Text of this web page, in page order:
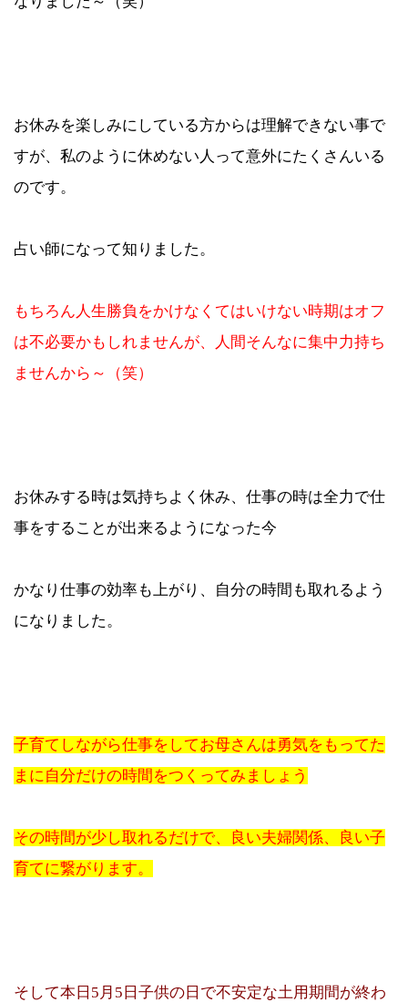
お休みを楽しみにしている方からは理解できない事で
すが、私のように休めない人って意外にたくさんいる
のです。
占い師になって知りました。
もちろん人生勝負をかけなくてはいけない時期はオフ
は不必要かもしれませんが、人間そんなに集中力持ち
ませんから～（笑）
お休みする時は気持ちよく休み、仕事の時は全力で仕
事をすることが出来るようになった今
かなり仕事の効率も上がり、自分の時間も取れるよう
になりました。
子育てしながら仕事をしてお母さんは勇気をもってた
まに自分だけの時間をつくってみましょう
その時間が少し取れるだけで、良い夫婦関係、良い子
育てに繋がります。
そして本日5月5日子供の日で不安定な土用期間が終わ